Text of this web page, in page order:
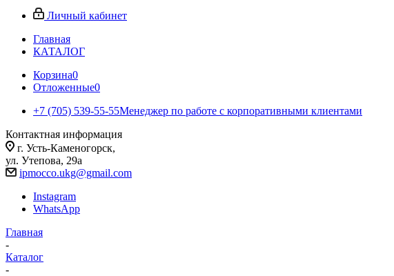
Личный кабинет
Главная
КАТАЛОГ
Корзина0
Отложенные0
+7 (705) 539-55-55Менеджер по работе с корпоративными клиентами
Контактная информация
г. Усть-Каменогорск,
ул. Утепова, 29а
ipmocco.ukg@gmail.com
Instagram
WhatsApp
Главная
-
Каталог
-